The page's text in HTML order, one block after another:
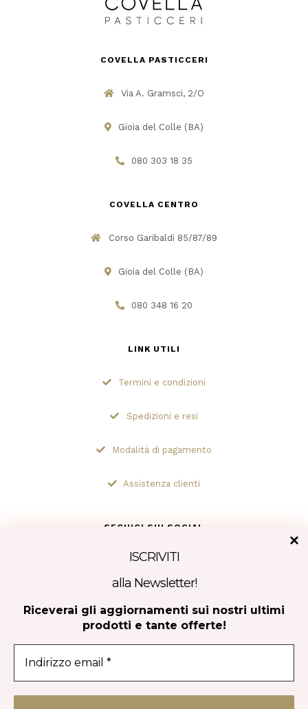
ISCRIVITI
alla Newsletter!
Riceverai gli aggiornamenti sui nostri ultimi
prodotti e tante offerte!
COVELLA PASTICCERI
Via A. Gramsci, 2/O
Gioia del Colle (BA)
080 303 18 35
COVELLA CENTRO
Corso Garibaldi 85/87/89
Gioia del Colle (BA)
080 348 16 20
LINK UTILI
Termini e condizioni
Spedizioni e resi
Modalità di pagamento
Assistenza clienti
SEGUICI SUI SOCIAL
Tripadvisor
CONTATTACI